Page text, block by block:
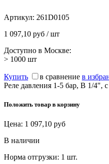
Артикул: 261D0105
1 097,10 руб / шт
Доступно в Москве:
> 1000 шт
Купить в сравнение в
Реле давления 1-5 бар, В 1/4",
Положить товар в корзину
Цена: 1 097,10 руб
В наличии
Норма отгрузки: 1 шт.